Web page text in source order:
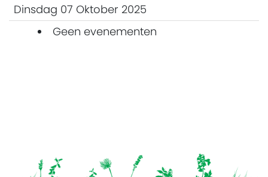
Dinsdag 07 Oktober 2025
Geen evenementen